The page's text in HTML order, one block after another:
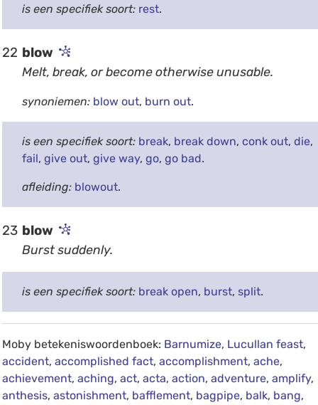
is een specifiek soort: rest.
22 blow
Melt, break, or become otherwise unusable.
synoniemen: blow out, burn out.
is een specifiek soort: break, break down, conk out, die,
fail, give out, give way, go, go bad.
afleiding: blowout.
23 blow
Burst suddenly.
is een specifiek soort: break open, burst, split.
Moby betekeniswoordenboek: Barnumize, Lucullan feast,
accident, accomplished fact, accomplishment, ache,
achievement, aching, act, acta, action, adventure, amplify,
anthesis, astonishment, bafflement, bagpipe, balk, bang,